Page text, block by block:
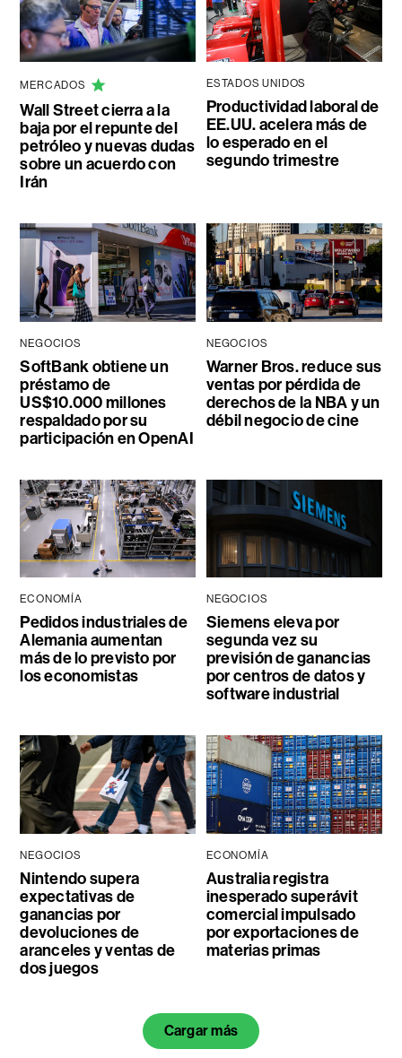
MERCADOS
Wall Street cierra a la
baja por el repunte del
petróleo y nuevas dudas
sobre un acuerdo con
Irán
ESTADOS UNIDOS
Productividad laboral de
EE.UU. acelera más de
lo esperado en el
segundo trimestre
NEGOCIOS
SoftBank obtiene un
préstamo de
US$10.000 millones
respaldado por su
participación en OpenAI
NEGOCIOS
Warner Bros. reduce sus
ventas por pérdida de
derechos de la NBA y un
débil negocio de cine
ECONOMÍA
Pedidos industriales de
Alemania aumentan
más de lo previsto por
los economistas
NEGOCIOS
Siemens eleva por
segunda vez su
previsión de ganancias
por centros de datos y
software industrial
NEGOCIOS
Nintendo supera
expectativas de
ganancias por
devoluciones de
aranceles y ventas de
dos juegos
ECONOMÍA
Australia registra
inesperado superávit
comercial impulsado
por exportaciones de
materias primas
Cargar más